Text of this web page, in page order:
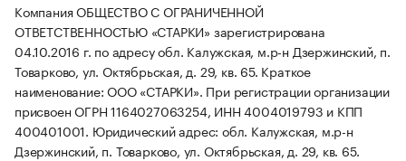
Компания ОБЩЕСТВО С ОГРАНИЧЕННОЙ
ОТВЕТСТВЕННОСТЬЮ «СТАРКИ» зарегистрирована
04.10.2016 г. по адресу обл. Калужская, м.р-н Дзержинский, п.
Товарково, ул. Октябрьская, д. 29, кв. 65. Краткое
наименование: ООО «СТАРКИ». При регистрации организации
присвоен ОГРН 1164027063254, ИНН 4004019793 и КПП
400401001. Юридический адрес: обл. Калужская, м.р-н
Дзержинский, п. Товарково, ул. Октябрьская, д. 29, кв. 65.